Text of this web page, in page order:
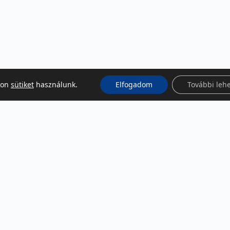
sütikethasználunk. Elfogadom További